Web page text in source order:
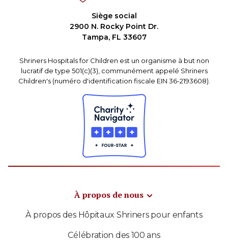
Siège social
2900 N. Rocky Point Dr.
Tampa, FL 33607
Shriners Hospitals for Children est un organisme à but non
lucratif de type 501(c)(3), communément appelé Shriners
Children's (numéro d'identification fiscale EIN 36-2193608).
À propos de nous
À propos des Hôpitaux Shriners pour enfants
Célébration des 100 ans